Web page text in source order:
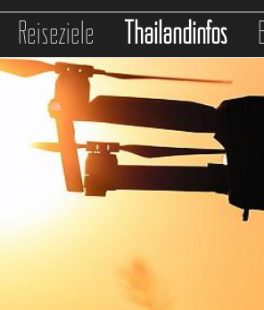
Reiseziele Thailandinfos